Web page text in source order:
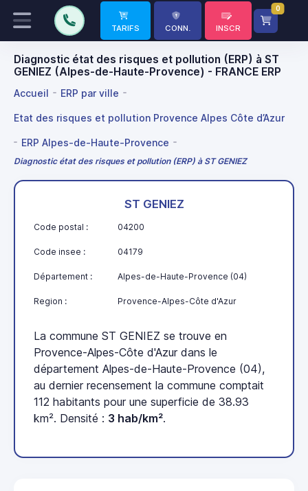
TARIFS CONN. INSCR
0
Diagnostic état des risques et pollution (ERP) à ST
GENIEZ (Alpes-de-Haute-Provence) - FRANCE ERP
Accueil ERP par ville
Etat des risques et pollution Provence Alpes Côte d’Azur
ERP Alpes-de-Haute-Provence
Diagnostic état des risques et pollution (ERP) à ST GENIEZ
ST GENIEZ
Code postal : 04200
Code insee : 04179
Département : Alpes-de-Haute-Provence (04)
Region : Provence-Alpes-Côte d'Azur
La commune ST GENIEZ se trouve en
Provence-Alpes-Côte d'Azur dans le
département Alpes-de-Haute-Provence (04),
au dernier recensement la commune comptait
112 habitants pour une superficie de 38.93
km². Densité : 3 hab/km².